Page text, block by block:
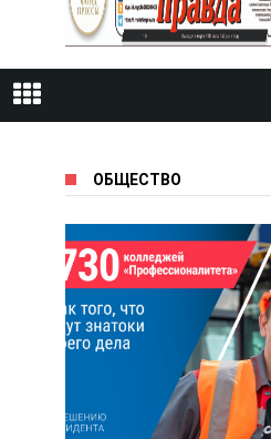
ОБЩЕСТВО